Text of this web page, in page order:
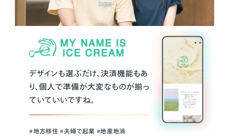
デザインも選ぶだけ、決済機能もあ
り、個人で準備が大変なものが揃っ
ていていいですね。
#地方移住 #夫婦で起業 #地産地消